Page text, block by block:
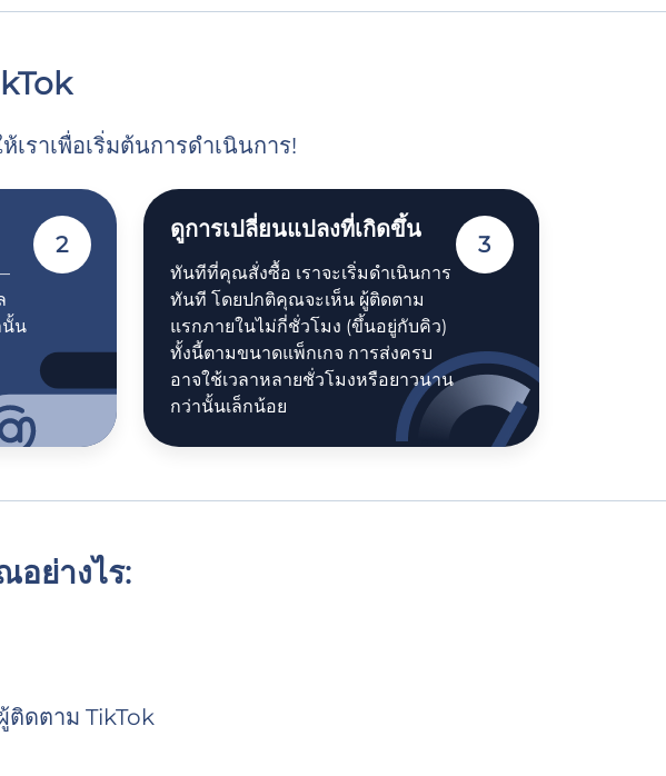
ราเพื่อเริ่มต้นการดำเนินการ!
นั้น
2
ดูการเปลี่ยนแปลงที่เกิดขึ้น
ทันทีที่คุณสั่งซื้อ เราจะเริ่มดำเนินการ
ทันที โดยปกติคุณจะเห็น ผู้ติดตาม
แรกภายในไม่กี่ชั่วโมง (ขึ้นอยู่กับคิว)
ทั้งนี้ตามขนาดแพ็กเกจ การส่งครบ
อาจใช้เวลาหลายชั่วโมงหรือยาวนาน
กว่านั้นเล็กน้อย
3
อย่างไร:
ติดตาม TikTok